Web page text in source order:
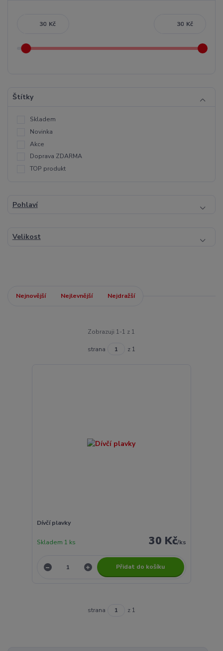
Kč Kč
Štítky
Skladem
Novinka
Akce
Doprava ZDARMA
TOP produkt
Pohlaví
Velikost
Nejnovější Nejlevnější Nejdražší
Zobrazuji 1-1 z 1
strana z 1
Dívčí plavky
30 Kč/ks
Skladem 1 ks
Přidat do košíku
strana z 1